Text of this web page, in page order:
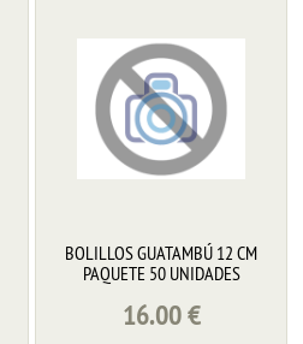
BOLILLOS GUATAMBÚ 12 CM
PAQUETE 50 UNIDADES
16.00€